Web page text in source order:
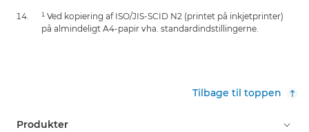
¹ Ved kopiering af ISO/JIS-SCID N2 (printet på inkjetprinter)
på almindeligt A4-papir vha. standardindstillingerne.
Tilbage til toppen
Produkter